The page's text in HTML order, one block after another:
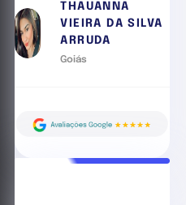
THAUANNA
VIEIRA DA SILVA
ARRUDA
Goiás